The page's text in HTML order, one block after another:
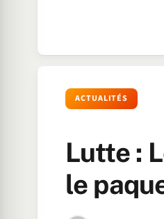
ACTUALITÉS
Lutte :
le